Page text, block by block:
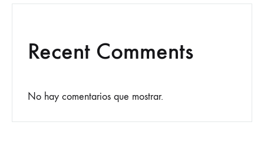
Recent Comments
No hay comentarios que mostrar.